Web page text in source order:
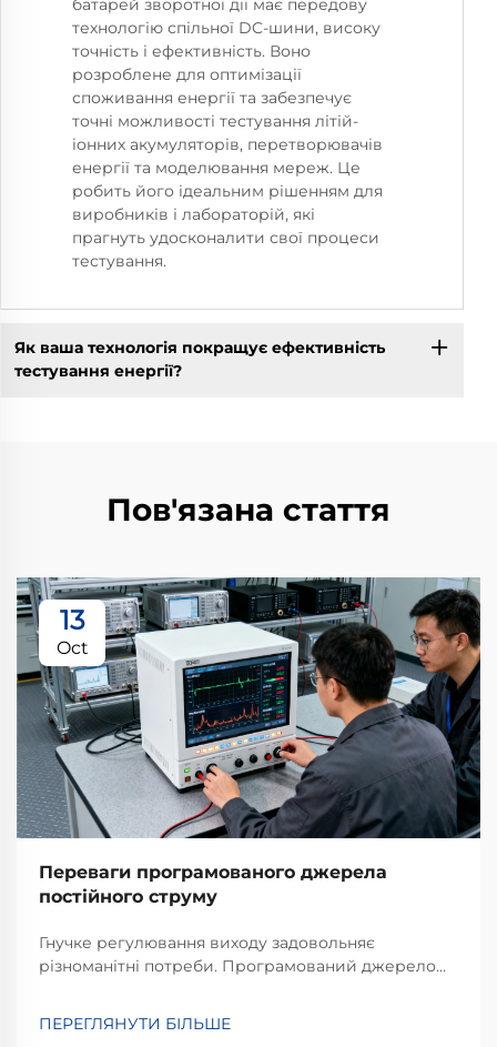
технологію спільної DC-шини, високу
точність і ефективність. Воно
розроблене для оптимізації
споживання енергії та забезпечує
точні можливості тестування літій-
іонних акумуляторів, перетворювачів
енергії та моделювання мереж. Це
робить його ідеальним рішенням для
виробників і лабораторій, які
прагнуть удосконалити свої процеси
тестування.
Як ваша технологія покращує ефективність
тестування енергії?
Пов'язана стаття
13
Oct
Переваги програмованого джерела
постійного струму
Гнучке регулювання виходу задовольняє
різноманітні потреби. Програмований джерело
відміну від традиційних джерел з фіксованим
ПЕРЕГЛЯНУТИ БІЛЬШЕ